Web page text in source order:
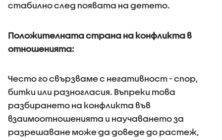
стабилно след появата на детето.
Положителната страна на конфликта в
отношенията:
Често го свързваме с негативност - спор,
битки или разногласия. Въпреки това
разбирането на конфликта във
взаимоотношенията и научаването за
разрешаване може да доведе до растеж,